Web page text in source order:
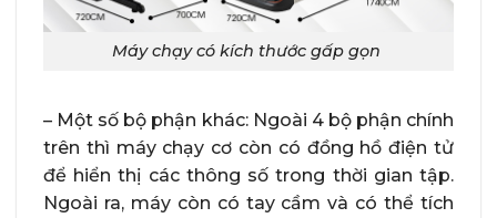
Máy chạy có kích thước gấp gọn
– Một số bộ phận khác: Ngoài 4 bộ phận chính
trên thì máy chạy cơ còn có đồng hồ điện tử
để hiển thị các thông số trong thời gian tập.
Ngoài ra, máy còn có tay cầm và có thể tích